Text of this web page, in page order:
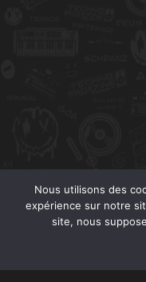
Nous utilisons des
expérience sur notre
site, nous